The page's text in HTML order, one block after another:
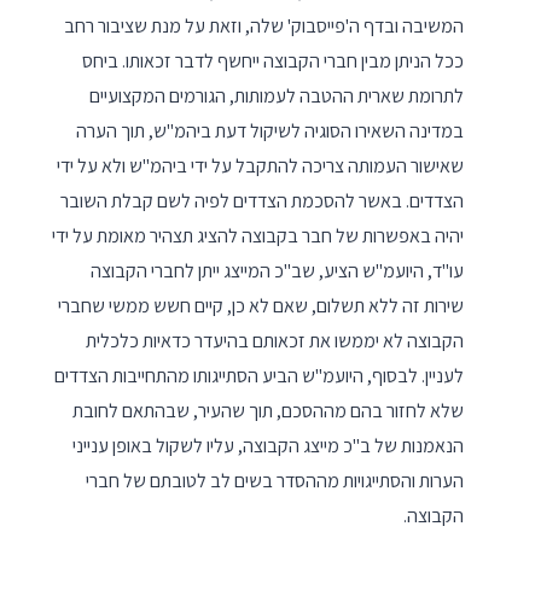
המשיבה ובדף ה'פייסבוק' שלה, וזאת על מנת שציבור רחב
ככל הניתן מבין חברי הקבוצה ייחשף לדבר זכאותו. ביחס
לתרומת שארית ההטבה לעמותות, הגורמים המקצועיים
במדינה השאירו הסוגיה לשיקול דעת ביהמ"ש, תוך הערה
שאישור העמותה צריכה להתקבל על ידי ביהמ"ש ולא על ידי
הצדדים. באשר להסכמת הצדדים לפיה לשם קבלת השובר
יהיה באפשרות של חבר בקבוצה להציג תצהיר מאומת על ידי
עו"ד, היועמ"ש הציע, שב"כ המייצג ייתן לחברי הקבוצה
שירות זה ללא תשלום, שאם לא כן, קיים חשש ממשי שחברי
הקבוצה לא יממשו את זכאותם בהיעדר כדאיות כלכלית
לעניין. לבסוף, היועמ"ש הביע הסתייגותו מהתחייבות הצדדים
שלא לחזור בהם מההסכם, תוך שהעיר, שבהתאם לחובת
הנאמנות של ב"כ מייצג הקבוצה, עליו לשקול באופן ענייני
הערות והסתייגויות מההסדר בשים לב לטובתם של חברי
הקבוצה.